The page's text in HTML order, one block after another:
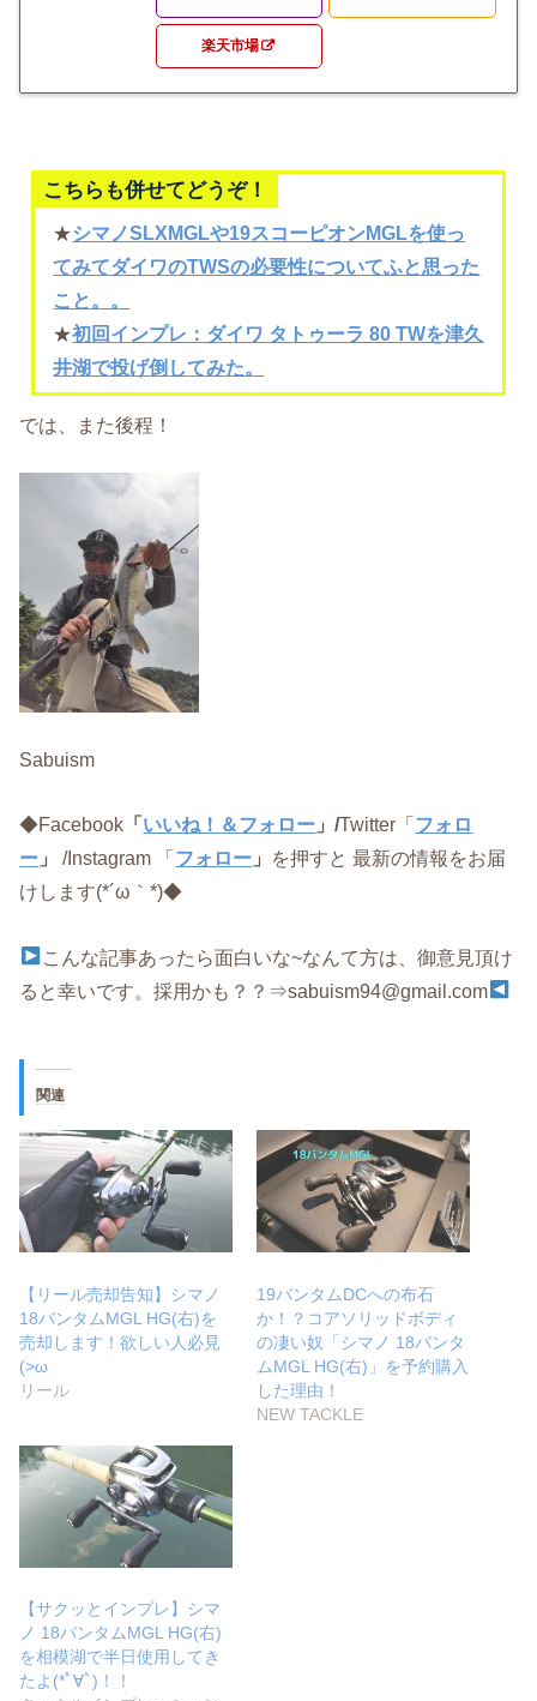
楽天市場
こちらも併せてどうぞ！
★シマノSLXMGLや19スコーピオンMGLを使っ
てみてダイワのTWSの必要性についてふと思った
こと。。
★初回インプレ：ダイワ タトゥーラ 80 TWを津久
井湖で投げ倒してみた。
では、また後程！
Sabuism
◆Facebook 「 いいね！＆フォロー 」/Twitter「 フォロ
ー 」/Instagram 「 フォロー 」 を押すと 最新の情報をお届
けします(*´ω｀*)◆
こんな記事あったら面白いな~なんて方は、御意見頂け
ると幸いです。採用かも？？⇒sabuism94@gmail.com
関連
【リール売却告知】シマノ
18バンタムMGL HG(右)を
売却します！欲しい人必見
(>ω
リール
19バンタムDCへの布石
か！？コアソリッドボディ
の凄い奴「シマノ 18バンタ
ムMGL HG(右)」を予約購入
した理由！
NEW TACKLE
【サクッとインプレ】シマ
ノ 18バンタムMGL HG(右)
を相模湖で半日使用してき
たよ(*ﾟ∀ﾟ)！！